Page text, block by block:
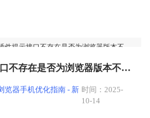
提示接口不存在是否为浏览器版本不兼容
谷歌浏览器插件提示接口不存在是否为浏览器版本不兼容
览器手机优化指南 - 新 时间：2025-
10-14